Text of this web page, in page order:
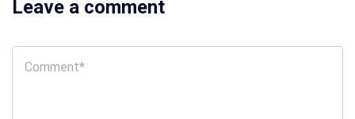
Leave a comment